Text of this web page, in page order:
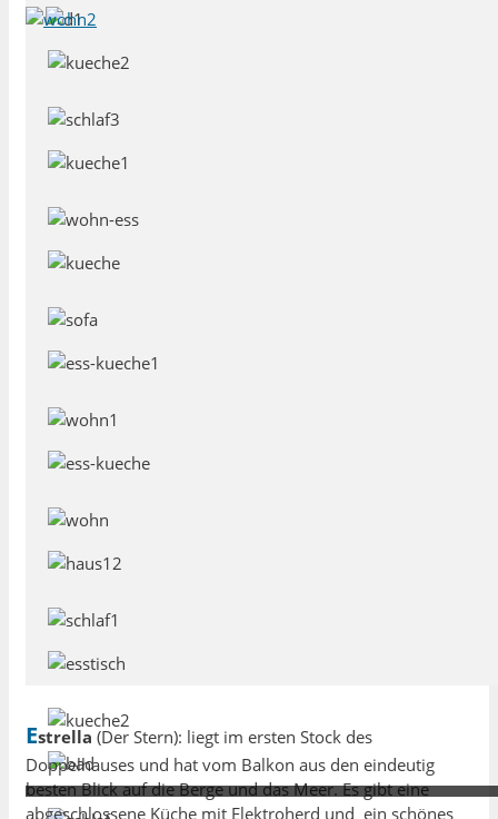
Estrella (Der Stern): liegt im ersten Stock des
Doppelhauses und hat vom Balkon aus den eindeutig
besten Blick auf die Berge und das Meer. Es gibt eine
abgeschlossene Küche mit Elektroherd und ein schönes